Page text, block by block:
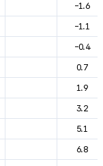
-1.6
-1.1
-0.4
0.7
1.9
3.2
5.1
6.8